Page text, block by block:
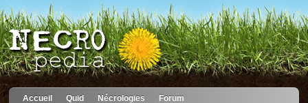
Accueil Quid Nécrologies Forum